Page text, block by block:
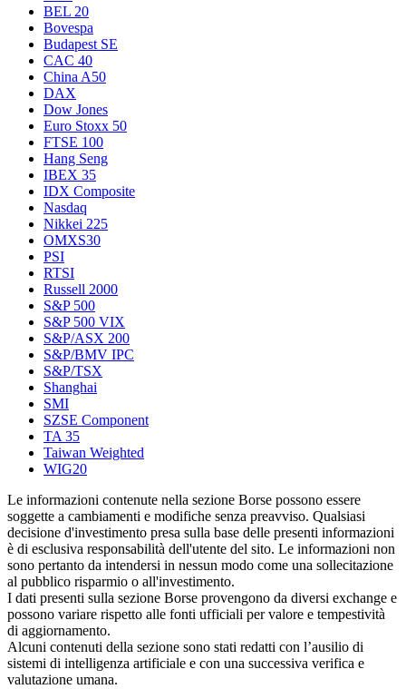
BEL 20
Bovespa
Budapest SE
CAC 40
China A50
DAX
Dow Jones
Euro Stoxx 50
FTSE 100
Hang Seng
IBEX 35
IDX Composite
Nasdaq
Nikkei 225
OMXS30
PSI
RTSI
Russell 2000
S&P 500
S&P 500 VIX
S&P/ASX 200
S&P/BMV IPC
S&P/TSX
Shanghai
SMI
SZSE Component
TA 35
Taiwan Weighted
WIG20
Le informazioni contenute nella sezione Borse possono essere
soggette a cambiamenti e modifiche senza preavviso. Qualsiasi
decisione d'investimento presa sulla base delle presenti informazioni
è di esclusiva responsabilità dell'utente del sito. Le informazioni non
sono pertanto da intendersi in nessun modo come una sollecitazione
al pubblico risparmio o all'investimento.
I dati presenti sulla sezione Borse provengono da diversi exchange e
possono variare rispetto alle fonti ufficiali per valore e tempestività
di aggiornamento.
Alcuni contenuti della sezione sono stati redatti con l’ausilio di
sistemi di intelligenza artificiale e con una successiva verifica e
valutazione umana.